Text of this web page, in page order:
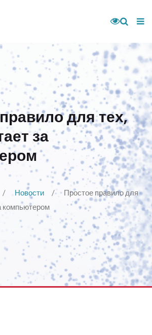
для тех,
за
Новости
Простое правило для
компьютером